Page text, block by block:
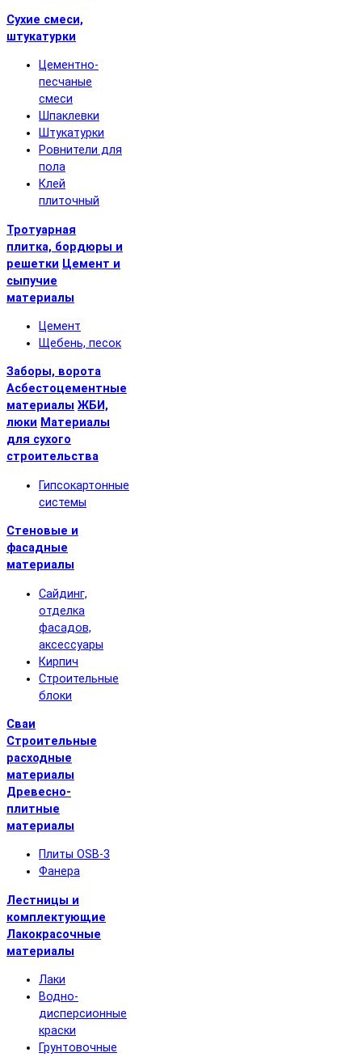
Сухие смеси,
штукатурки
Цементно-
песчаные
смеси
Шпаклевки
Штукатурки
Ровнители для
пола
Клей
плиточный
Тротуарная
плитка, бордюры и
решетки Цемент и
сыпучие
материалы
Цемент
Щебень, песок
Заборы, ворота
Асбестоцементные
материалы ЖБИ,
люки Материалы
для сухого
строительства
Гипсокартонные
системы
Стеновые и
фасадные
материалы
Сайдинг,
отделка
фасадов,
аксессуары
Кирпич
Строительные
блоки
Сваи
Строительные
расходные
материалы
Древесно-
плитные
материалы
Плиты OSB-3
Фанера
Лестницы и
комплектующие
Лакокрасочные
материалы
Лаки
Водно-
дисперсионные
краски
Грунтовочные